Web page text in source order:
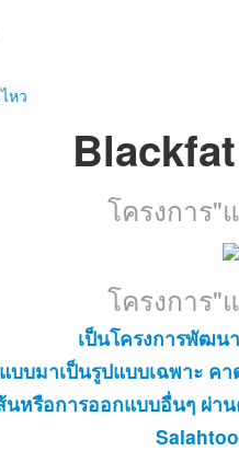
หว
โครงการ
โครงการ
เป็นโครงการพัฒน
บบมาเป็นรูปแบบเฉพาะ ค
นหรือการออกแบบอื่นๆ ผ่